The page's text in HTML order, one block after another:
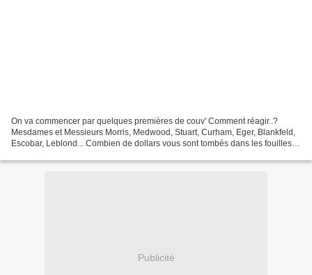
On va commencer par quelques premières de couv' Comment réagir..?
Mesdames et Messieurs Morris, Medwood, Stuart, Curham, Eger, Blankfeld,
Escobar, Leblond... Combien de dollars vous sont tombés dans les fouilles
Publicité